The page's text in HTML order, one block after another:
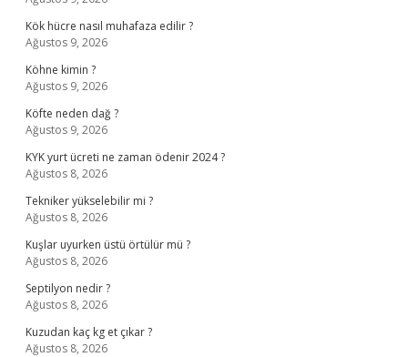
Kök hücre nasıl muhafaza edilir ?
Ağustos 9, 2026
Köhne kimin ?
Ağustos 9, 2026
Köfte neden dağ ?
Ağustos 9, 2026
KYK yurt ücreti ne zaman ödenir 2024 ?
Ağustos 8, 2026
Tekniker yükselebilir mi ?
Ağustos 8, 2026
Kuşlar uyurken üstü örtülür mü ?
Ağustos 8, 2026
Septilyon nedir ?
Ağustos 8, 2026
Kuzudan kaç kg et çıkar ?
Ağustos 8, 2026